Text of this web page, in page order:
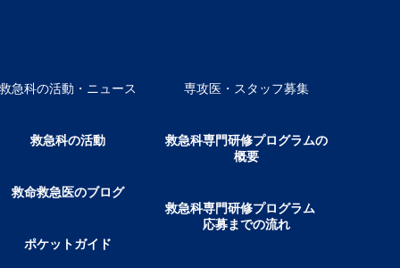
救急科の活動・ニュース
救急科の活動
救命救急医のブログ
ポケットガイド
専攻医・スタッフ募集
救急科専門研修プログラムの
概要
救急科専門研修プログラム
応募までの流れ